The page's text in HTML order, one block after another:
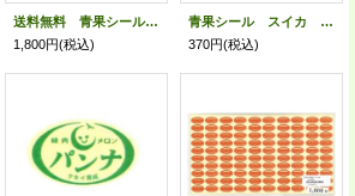
送料無料 青果シール スイカ まなむすめ 1000枚 ナント種苗(株)
1,800円(税込)
青果シール スイカ まなむすめ 100枚 ナント種苗(株)
370円(税込)